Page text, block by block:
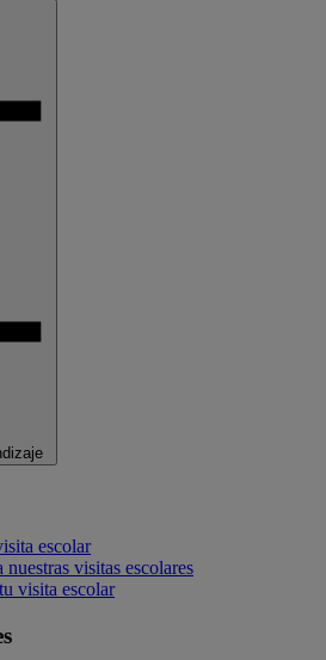
escolar
nuestras visitas escolares
visita escolar